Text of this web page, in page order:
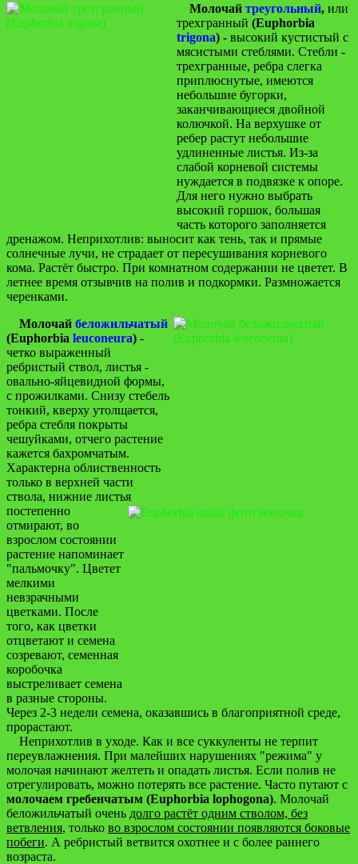
Молочай треугольный, или
трехгранный (Euphorbia
trigona) - высокий кустистый с
мясистыми стеблями. Стебли -
трехгранные, ребра слегка
приплюснутые, имеются
небольшие бугорки,
заканчивающиеся двойной
колючкой. На верхушке от
ребер растут небольшие
удлиненные листья. Из-за
слабой корневой системы
нуждается в подвязке к опоре.
Для него нужно выбрать
высокий горшок, большая
часть которого заполняется
дренажом. Неприхотлив: выносит как тень, так и прямые
солнечные лучи, не страдает от пересушивания корневого
кома. Растёт быстро. При комнатном содержании не цветет. В
летнее время отзывчив на полив и подкормки. Размножается
черенками.
Молочай беложильчатый
(Euphorbia leuconeura) -
четко выраженный
ребристый ствол, листья -
овально-яйцевидной формы,
с прожилками. Снизу стебель
тонкий, кверху утолщается,
ребра стебля покрыты
чешуйками, отчего растение
кажется бахромчатым.
Характерна облиственность
только в верхней части
ствола, нижние листья
постепенно
отмирают, во
взрослом состоянии
растение напоминает
"пальмочку". Цветет
мелкими
невзрачными
цветками. После
того, как цветки
отцветают и семена
созревают, семенная
коробочка
выстреливает семена
в разные стороны.
Через 2-3 недели семена, оказавшись в благоприятной среде,
прорастают.
Неприхотлив в уходе. Как и все суккуленты не терпит
переувлажнения. При малейших нарушениях "режима" у
молочая начинают желтеть и опадать листья. Если полив не
отрегулировать, можно потерять все растение. Часто путают с
молочаем гребенчатым (Euphorbia lophogona). Молочай
беложильчатый очень долго растёт одним стволом, без
ветвления, только во взрослом состоянии появляются боковые
побеги. А ребристый ветвится охотнее и с более раннего
возраста.